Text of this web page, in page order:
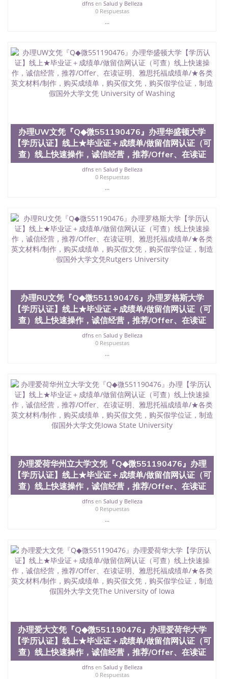
4、电子图做好发给客户确认； 5、电子图确认好转成
品部做成品； 6、成品做好拍照或者视频确认再付余
款； 7、快递给客户（国内顺丰，国外DHL）。 三、
（使馆认证），使馆网站真实存档可查。 3、留信网
真实可查认证办理，存档可查，终身受用。 四、办理
流程农业科学院、艺术与建筑学院、商学院、交流学
院、地球及物质科学院、教育学院、工程学院、健康
与人类发展学院、信息工程与科学学院、人文学院、
约大学为学生们提供本科、硕士及博士学位。学校的
专业课程包括：会计学、MBA、财务、教育、建筑工
程、经济、医学、护理、文学、音乐、生物学、统计
学、美术、电子工程、天文学、农业、环境污染控
制、历史、电气工程、生物工程、建筑设计、工商管
理、材料科学、机械工程、航天工程、土木工程、数
学、化学、英语、社会科学、心理学、戏剧、市场营
销、机械工程、计算机科学、物理学、人工智能、商
材料； 3、留服注册申请账号，付定金； 4、预约递
交时间，公司人员陪同客户本人一起去留服递交材
料； 5、等待结果，完成结果书留服直接邮寄给客户
6、客户确认收到结果，付余款。 我们对海外大学及
学院的毕业证成绩单所使用的材料，尺寸大小，防伪
对照。质量得到了广大海外客户群体的认可，同时和
海外学校留学中介， 同时能做到与时俱进，及时掌握
各大院校的（毕业证，成绩单，资格证，学生卡，结
业证，录取通知书，在读证明等相关材料）的版本更
新信息， 能够在时间掌握的海外学历文凭的样版，尺
寸大小，纸张材质，防伪技术等等，并在时间收集到
原版实物，以求达到客户的需求。 我们的优势： 我
咨询顾问：Sam q/微信:551190476 Q/微
信:551190476办理毕业证成绩单、教育部认证,录取通
知书，雅思，留学回国证明.
公司专业制作、办理、仿制、成绩单文凭、改成绩、
教育部学历学位认证、毕业证、成绩单、文凭、学历
证认证、留服认证、使馆认证、使馆证明、使馆留学
回国人员证明、留学生认证、学历认证、文凭认证学
位认证、留学生学历认证、留学生学位认证、英国文
凭学历、美国文凭学历、澳洲文凭学历、加拿大文凭
学历、新西兰学历认证等q:551190476 微信：
551190476 圣何塞州立大学毕业证（San Jose State
University）圣何塞州立大学成绩单（ San Jose State
University）圣何塞州立大学成绩单（San Jose State
University）成绩单圣何塞州立大学文凭（San Jose
State University）圣何塞州立大学（San Jose State
University）圣何塞州立大学（San Jose State
University）圣何塞州立大学（ San Jose State
University）圣何塞州立大学文凭（San Jose State
University）文凭圣何塞州立大学文凭（San Jose
State University）圣何塞州立大学学历（ San Jose
State University）圣何塞州立大学学历（San Jose
State University）圣何塞州立大学学历（San Jose
State University）圣 塞州立大学学历（San Jose
dfnsen Salud y Belleza
0 Respuestas
...
办理UW文凭『Q◆微551190476』办理华盛顿大学
【学历认证】线上★毕业证＋成绩单/做留信网认证（可
查）线上快速操作，诚信经营，推荐/Offer、在读证
dfnsen Salud y Belleza
0 Respuestas
...
办理RU文凭『Q◆微551190476』办理罗格斯大学
【学历认证】线上★毕业证＋成绩单/做留信网认证（可
查）线上快速操作，诚信经营，推荐/Offer、在读证
dfnsen Salud y Belleza
0 Respuestas
...
办理爱荷华州立大学文凭『Q◆微551190476』办理
【学历认证】线上★毕业证＋成绩单/做留信网认证（可
查）线上快速操作，诚信经营，推荐/Offer、在读证
dfnsen Salud y Belleza
0 Respuestas
...
办理爱大文凭『Q◆微551190476』办理爱荷华大学
【学历认证】线上★毕业证＋成绩单/做留信网认证（可
查）线上快速操作，诚信经营，推荐/Offer、在读证
dfnsen Salud y Belleza
0 Respuestas